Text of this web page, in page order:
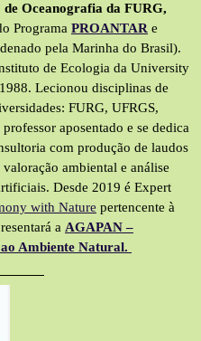
Oceanografia da FURG,
Programa PROANTAR e
pela Marinha do Brasil).
de Ecologia da University
Lecionou disciplinas de
FURG, UFRGS,
aposentado e se dedica
com produção de laudos
ambiental e análise
Desde 2019 é Expert
with Nature pertencente à
a AGAPAN –
Ambiente Natural.